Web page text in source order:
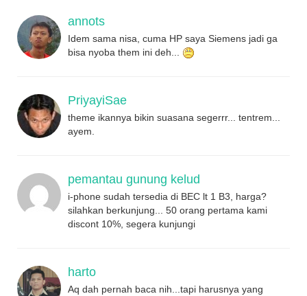
annots
Idem sama nisa, cuma HP saya Siemens jadi ga
bisa nyoba them ini deh...
PriyayiSae
theme ikannya bikin suasana segerrr... tentrem...
ayem.
pemantau gunung kelud
i-phone sudah tersedia di BEC lt 1 B3, harga?
silahkan berkunjung... 50 orang pertama kami
discont 10%, segera kunjungi
harto
Aq dah pernah baca nih...tapi harusnya yang